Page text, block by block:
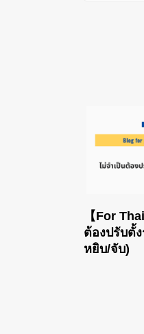
【For
ต้องปรับตั้
หยิบ/จับ)